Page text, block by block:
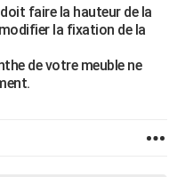
faire la hauteur de la
la fixation de la
de votre meuble ne